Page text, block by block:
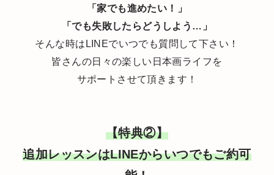
「家でも進めたい！」
「でも失敗したらどうしよう…」
そんな時はLINEでいつでも質問して下さい！
皆さんの日々の楽しい日本画ライフを
サポートさせて頂きます！
【特典②】
追加レッスンはLINEからいつでもご約可